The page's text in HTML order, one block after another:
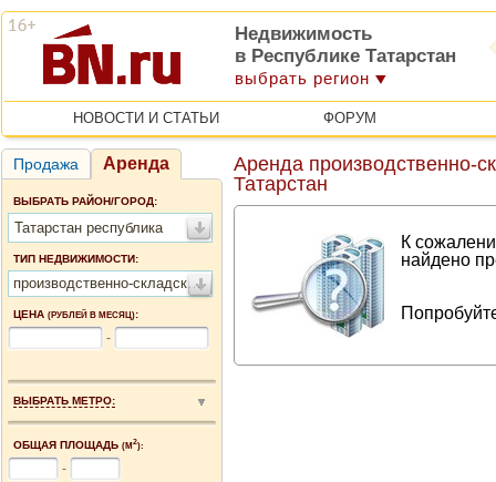
Недвижимость
в Республике Татарстан
выбрать регион
НОВОСТИ И СТАТЬИ ФОРУМ
Продажа Аренда
ВЫБРАТЬ РАЙОН/ГОРОД:
Татарстан республика
ТИП НЕДВИЖИМОСТИ:
производственно-складские помещения
ЦЕНА (РУБЛЕЙ В МЕСЯЦ):
-
ВЫБРАТЬ МЕТРО:
ОБЩАЯ ПЛОЩАДЬ (М2):
-
Аренда производственно-
Татарстан
К
найдено